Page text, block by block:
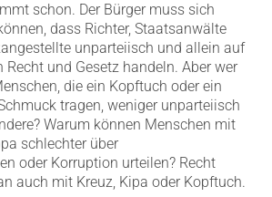
schon. Der Bürger muss sich
dass Richter, Staatsanwälte
unparteiisch und allein auf
Recht und Gesetz handeln. Aber wer
die ein Kopftuch oder ein
tragen, weniger unparteiisch
Warum können Menschen mit
schlechter über
oder Korruption urteilen? Recht
auch mit Kreuz, Kipa oder Kopftuch.